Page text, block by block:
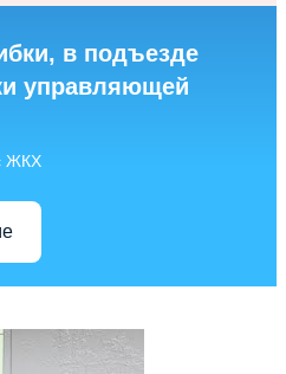
в подъезде
управляющей
ЖКХ